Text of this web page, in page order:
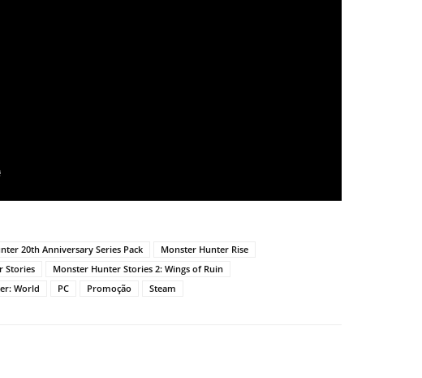
20th Anniversary Series Pack
Monster Hunter Rise
Stories
Monster Hunter Stories 2: Wings of Ruin
World PC Promoção Steam